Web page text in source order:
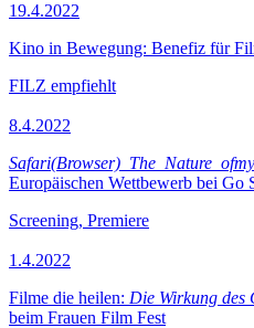
19.4.2022
Kino in Bewegung: Benefiz für
FILZ empfiehlt
8.4.2022
Europäischen Wettbewerb bei Go
Screening, Premiere
1.4.2022
Filme die heilen: Die Wirkung des
beim Frauen Film Fest